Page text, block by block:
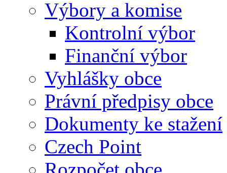
Výbory a komise
Kontrolní výbor
Finanční výbor
Vyhlášky obce
Právní předpisy obce
Dokumenty ke stažení
Czech Point